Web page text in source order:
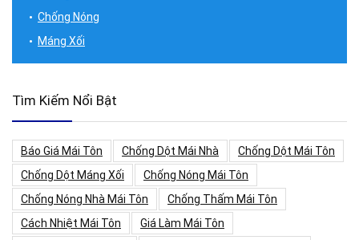
Chống Nóng
Máng Xối
Tìm Kiếm Nổi Bật
Báo Giá Mái Tôn Chống Dột Mái Nhà
Chống Dột Mái Tôn
Chống Dột Máng Xối
Chống Nóng Mái Tôn
Chống Nóng Nhà Mái Tôn
Chống Thấm Mái Tôn
Cách Nhiệt Mái Tôn
Giá Làm Mái Tôn